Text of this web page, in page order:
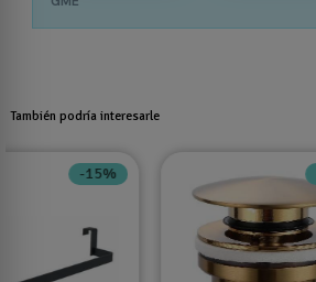
También podría interesarle